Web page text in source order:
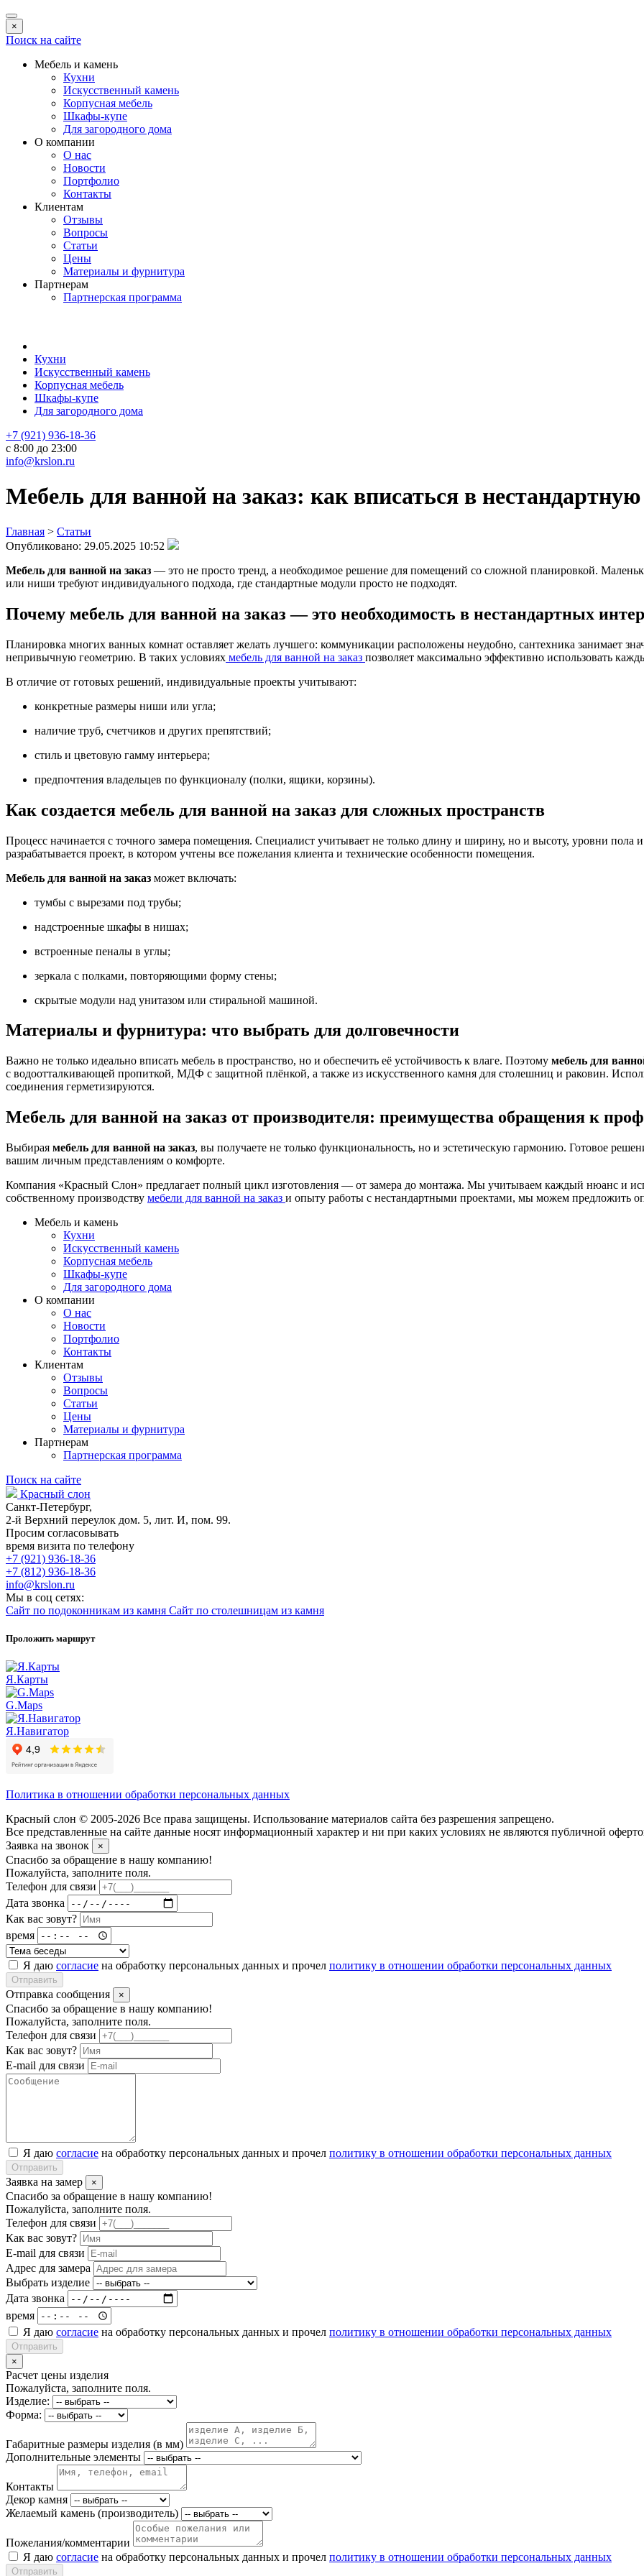
×
Поиск на сайте
Мебель и камень
Кухни
Искусственный камень
Корпусная мебель
Шкафы-купе
Для загородного дома
О компании
О нас
Новости
Портфолио
Контакты
Клиентам
Отзывы
Вопросы
Статьи
Цены
Материалы и фурнитура
Партнерам
Партнерская программа
Кухни
Искусственный камень
Корпусная мебель
Шкафы-купе
Для загородного дома
+7 (921) 936-18-36
с 8:00 до 23:00
info@krslon.ru
Мебель для ванной на заказ: как вписаться в
Главная > Статьи
Опубликовано: 29.05.2025 10:52
Мебель для ванной на заказ — это не просто тренд, а необходимое решение для помещений со сложной планировкой.
или ниши требуют индивидуального подхода, где стандартные модули просто не подходят.
Почему мебель для ванной на заказ — это необходимость в нестандартных
Планировка многих ванных комнат оставляет желать лучшего: коммуникации расположены неудобно, сантехника занимает
непривычную геометрию. В таких условиях мебель для ванной на заказ позволяет максимально эффективно использовать
В отличие от готовых решений, индивидуальные проекты учитывают:
конкретные размеры ниши или угла;
наличие труб, счетчиков и других препятствий;
стиль и цветовую гамму интерьера;
предпочтения владельцев по функционалу (полки, ящики, корзины).
Как создается мебель для ванной на заказ для сложных пространств
Процесс начинается с точного замера помещения. Специалист учитывает не только длину и ширину, но и высоту, уровни пола
разрабатывается проект, в котором учтены все пожелания клиента и технические особенности помещения.
Мебель для ванной на заказ может включать:
тумбы с вырезами под трубы;
надстроенные шкафы в нишах;
встроенные пеналы в углы;
зеркала с полками, повторяющими форму стены;
скрытые модули над унитазом или стиральной машиной.
Материалы и фурнитура: что выбрать для долговечности
Важно не только идеально вписать мебель в пространство, но и обеспечить её устойчивость к влаге. Поэтому мебель для
с водоотталкивающей пропиткой, МДФ с защитной плёнкой, а также из искусственного камня для столешниц и раковин.
соединения герметизируются.
Мебель для ванной на заказ от производителя: преимущества обращения к
Выбирая мебель для ванной на заказ, вы получаете не только функциональность, но и эстетическую гармонию. Готовое
вашим личным представлениям о комфорте.
Компания «Красный Слон» предлагает полный цикл изготовления — от замера до монтажа. Мы учитываем каждый нюанс и
собственному производству мебели для ванной на заказ и опыту работы с нестандартными проектами, мы можем предложить
Мебель и камень
Кухни
Искусственный камень
Корпусная мебель
Шкафы-купе
Для загородного дома
О компании
О нас
Новости
Портфолио
Контакты
Клиентам
Отзывы
Вопросы
Статьи
Цены
Материалы и фурнитура
Партнерам
Партнерская программа
Поиск на сайте
Красный слон
Санкт-Петербург,
2-й Верхний переулок дом. 5, лит. И, пом. 99.
Просим согласовывать
время визита по телефону
+7 (921) 936-18-36
+7 (812) 936-18-36
info@krslon.ru
Мы в соц сетях:
Сайт по подоконникам из камня Сайт по столешницам из камня
Проложить маршрут
Я.Карты
G.Maps
Я.Навигатор
Политика в отношении обработки персональных данных
Красный слон © 2005-2026 Все права защищены. Использование материалов сайта без разрешения запрещено.
Все представленные на сайте данные носят информационный характер и ни при каких условиях не являются публичной
Заявка на звонок
×
Спасибо за обращение в нашу компанию!
Пожалуйста, заполните поля.
Телефон для связи
Дата звонка
Как вас зовут?
время
Я даю согласие на обработку персональных данных и прочел политику в отношении обработки персональных данных
Отправить
Отправка сообщения ×
Спасибо за обращение в нашу компанию!
Пожалуйста, заполните поля.
Телефон для связи
Как вас зовут?
E-mail для связи
Я даю согласие на обработку персональных данных и прочел политику в отношении обработки персональных данных
Отправить
Заявка на замер ×
Спасибо за обращение в нашу компанию!
Пожалуйста, заполните поля.
Телефон для связи
Как вас зовут?
E-mail для связи
Адрес для замера
Выбрать изделие
Дата звонка
время
Я даю согласие на обработку персональных данных и прочел политику в отношении обработки персональных данных
Отправить
×
Расчет цены изделия
Пожалуйста, заполните поля.
Изделие:
Форма:
Габаритные размеры изделия (в мм)
Дополнительные элементы
Контакты
Декор камня
Желаемый камень (производитель)
Пожелания/комментарии
Я даю согласие на обработку персональных данных и прочел политику в отношении обработки персональных данных
Отправить